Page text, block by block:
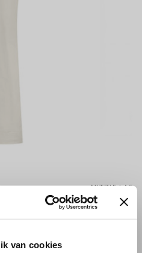
van cookies
MITZIE LACE
79,95 €